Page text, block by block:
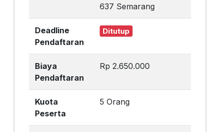
637 Semarang
Deadline
Pendaftaran
Ditutup
Biaya
Pendaftaran
Rp 2.650.000
Kuota
Peserta
5 Orang